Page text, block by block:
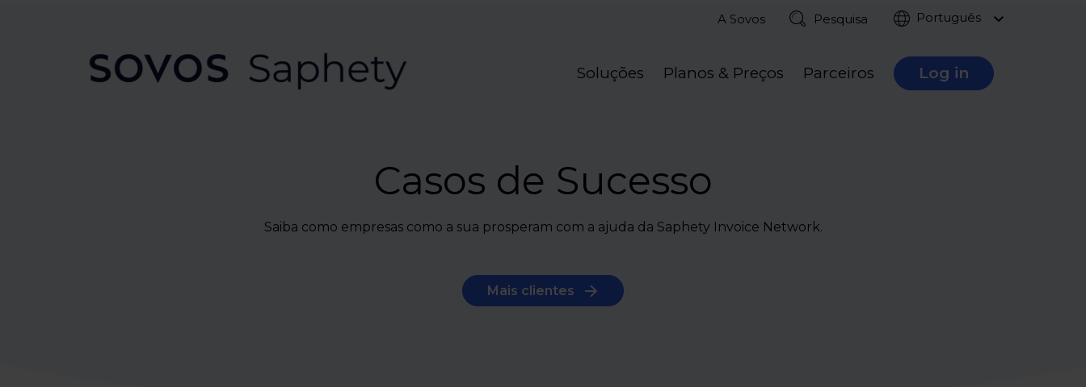
Português
Pesquisa
A Sovos
Soluções Planos & Preços Parceiros Log in
Casos de Sucesso
Saiba como empresas como a sua prosperam com a ajuda da Saphety Invoice Network.
Mais clientes